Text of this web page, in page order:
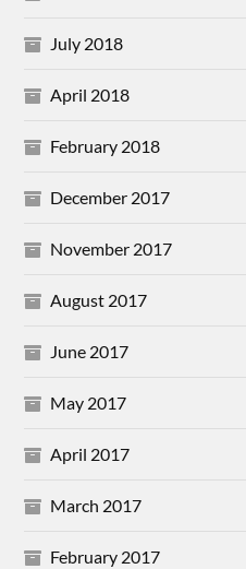
July 2018
April 2018
February 2018
December 2017
November 2017
August 2017
June 2017
May 2017
April 2017
March 2017
February 2017